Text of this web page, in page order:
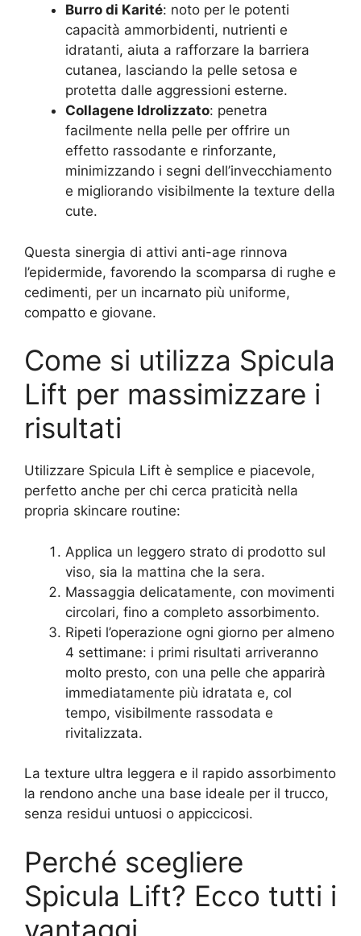
Burro di Karité: noto per le potenti
capacità ammorbidenti, nutrienti e
idratanti, aiuta a rafforzare la barriera
cutanea, lasciando la pelle setosa e
protetta dalle aggressioni esterne.
Collagene Idrolizzato: penetra
facilmente nella pelle per offrire un
effetto rassodante e rinforzante,
minimizzando i segni dell’invecchiamento
e migliorando visibilmente la texture della
cute.
Questa sinergia di attivi anti-age rinnova
l’epidermide, favorendo la scomparsa di rughe e
cedimenti, per un incarnato più uniforme,
compatto e giovane.
Come si utilizza Spicula
Lift per massimizzare i
risultati
Utilizzare Spicula Lift è semplice e piacevole,
perfetto anche per chi cerca praticità nella
propria skincare routine:
Applica un leggero strato di prodotto sul
viso, sia la mattina che la sera.
Massaggia delicatamente, con movimenti
circolari, fino a completo assorbimento.
Ripeti l’operazione ogni giorno per almeno
4 settimane: i primi risultati arriveranno
molto presto, con una pelle che apparirà
immediatamente più idratata e, col
tempo, visibilmente rassodata e
rivitalizzata.
La texture ultra leggera e il rapido assorbimento
la rendono anche una base ideale per il trucco,
senza residui untuosi o appiccicosi.
Perché scegliere
Spicula Lift? Ecco tutti i
vantaggi